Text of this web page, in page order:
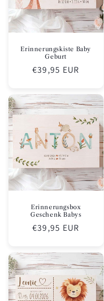
Erinnerungskiste Baby
Geburt
Normaler
€39,95 EUR
Erinnerungsbox
Geschenk Babys
Normaler
€39,95 EUR